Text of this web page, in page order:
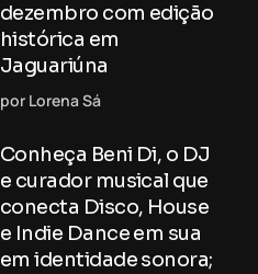
dezembro com edição
histórica em
Jaguariúna
por Lorena Sá
Conheça Beni Di, o DJ
e curador musical que
conecta Disco, House
e Indie Dance em sua
em identidade sonora;